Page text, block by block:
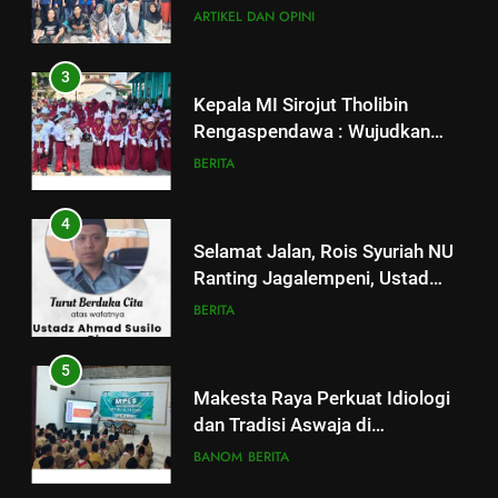
4
Selamat Jalan, Rois Syuriah NU
Ranting Jagalempeni, Ustad
Susilo
5
Makesta Raya Perkuat Idiologi
dan Tradisi Aswaja di
lingkungan Pelajar Yayasan Al
Fattah
6
MENGENANG EYANG
SASTROHAMIJOYO, SANTRI
KETURUNAN SUNAN KALIJAGA
YANG JADI CARIK DAN
ARTIKEL DAN OPINI
3
Kepala MI Sirojut Tholibin
Rengaspendawa : Wujudkan
Madrasah Bahagia
BERITA
4
Selamat Jalan, Rois Syuriah NU
Ranting Jagalempeni, Ustad
Susilo
BERITA
5
Makesta Raya Perkuat Idiologi
dan Tradisi Aswaja di
lingkungan Pelajar Yayasan Al
BANOM BERITA